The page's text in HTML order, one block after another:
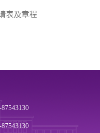
表及章程